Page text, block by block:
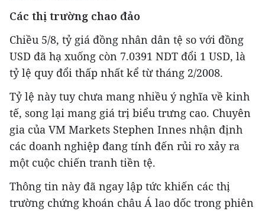
Các thị trường chao đảo
Chiều 5/8, tỷ giá đồng nhân dân tệ so với đồng
USD đã hạ xuống còn 7.0391 NDT đổi 1 USD, là
tỷ lệ quy đổi thấp nhất kể từ tháng 2/2008.
Tỷ lệ này tuy chưa mang nhiều ý nghĩa về kinh
tế, song lại mang giá trị biểu trưng cao. Chuyên
gia của VM Markets Stephen Innes nhận định
các doanh nghiệp đang tính đến rủi ro xảy ra
một cuộc chiến tranh tiền tệ.
Thông tin này đã ngay lập tức khiến các thị
trường chứng khoán châu Á lao dốc trong phiên